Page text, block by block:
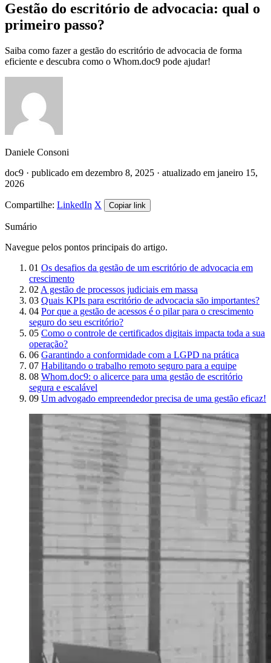
Gestão do escritório de advocacia: qual o
primeiro passo?
Saiba como fazer a gestão do escritório de advocacia de forma
eficiente e descubra como o Whom.doc9 pode ajudar!
Daniele Consoni
doc9 · publicado em dezembro 8, 2025 · atualizado em janeiro 15,
2026
Compartilhe: LinkedIn X Copiar link
Sumário
Navegue pelos pontos principais do artigo.
01 Os desafios da gestão de um escritório de advocacia em
crescimento
02 A gestão de processos judiciais em massa
03 Quais KPIs para escritório de advocacia são importantes?
04 Por que a gestão de acessos é o pilar para o crescimento
seguro do seu escritório?
05 Como o controle de certificados digitais impacta toda a sua
operação?
06 Garantindo a conformidade com a LGPD na prática
07 Habilitando o trabalho remoto seguro para a equipe
08 Whom.doc9: o alicerce para uma gestão de escritório
segura e escalável
09 Um advogado empreendedor precisa de uma gestão eficaz!